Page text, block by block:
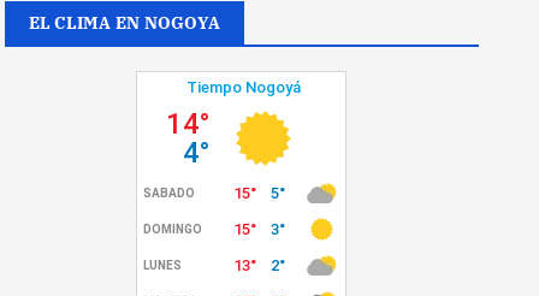
EL CLIMA EN NOGOYA